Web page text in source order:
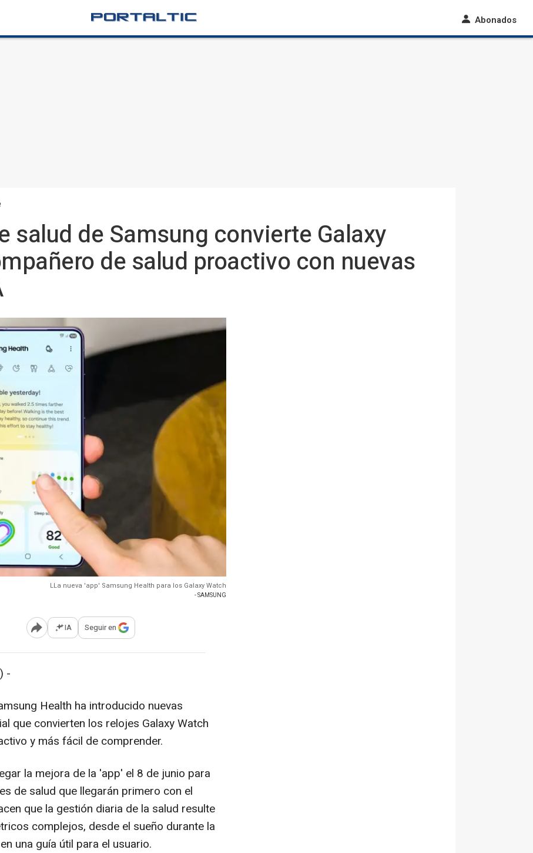
Abonados
salud de Samsung convierte Galaxy
de salud proactivo con nuevas
LLa nueva 'app' Samsung Health para los Galaxy Watch
- SAMSUNG
Abrir opciones para compartir
IA Seguir en
-
Health ha introducido nuevas
que convierten los relojes Galaxy Watch
y más fácil de comprender.
la mejora de la 'app' el 8 de junio para
de salud que llegarán primero con el
que la gestión diaria de la salud resulte
complejos, desde el sueño durante la
una guía útil para el usuario.